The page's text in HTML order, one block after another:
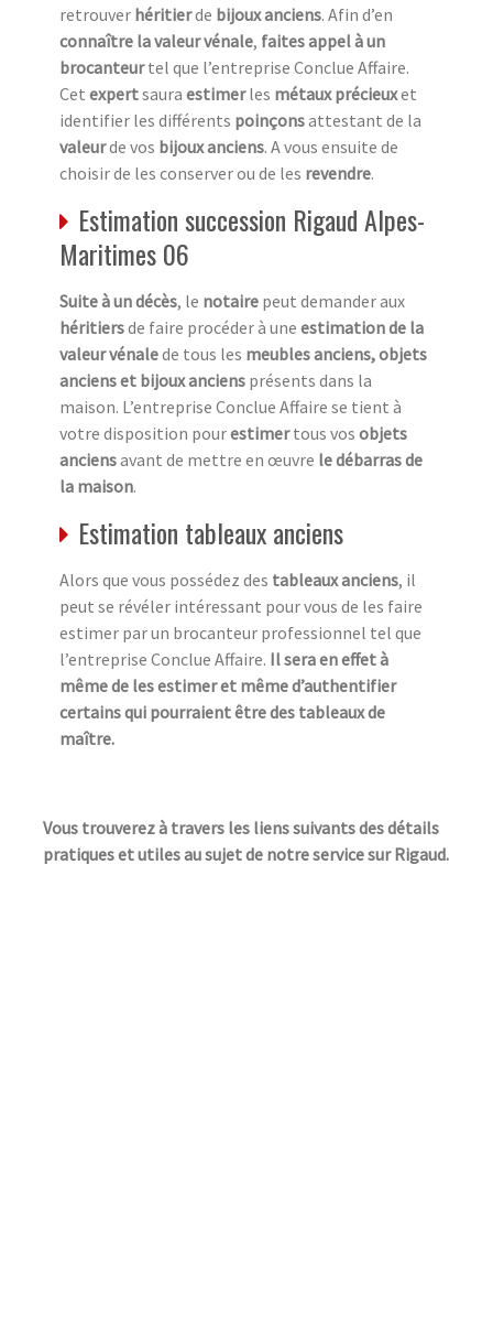
retrouver héritierde bijoux anciens. Afin d’en
connaître la valeur vénale, faites appel à un
brocanteurtel que l’entreprise Conclue Affaire.
Cet expertsaura estimerles métaux précieuxet
identifier les différents poinçonsattestant de la
valeurde vos bijoux anciens. A vous ensuite de
choisir de les conserver ou de les revendre.
Estimation succession Rigaud Alpes-
Maritimes 06
Suite à un décès, le notaire peut demander aux
héritiersde faire procéder à une estimation de la
valeur vénalede tous les meubles anciens, objets
anciens et bijoux anciens présents dans la
maison. L’entreprise Conclue Affaire se tient à
votre disposition pourestimertous vos objets
anciensavant de mettre en œuvre le débarras de
la maison.
Estimation tableaux anciens
Alors que vous possédez des tableaux anciens, il
peut se révéler intéressant pour vous de les faire
estimer par un brocanteur professionnel tel que
l’entreprise Conclue Affaire. Il sera en effet à
même de les estimer et même d’authentifier
certains qui pourraient être des tableaux de
maître.
Vous trouverez à travers les liens suivants des détails
pratiques et utiles au sujet de notre service sur Rigaud.